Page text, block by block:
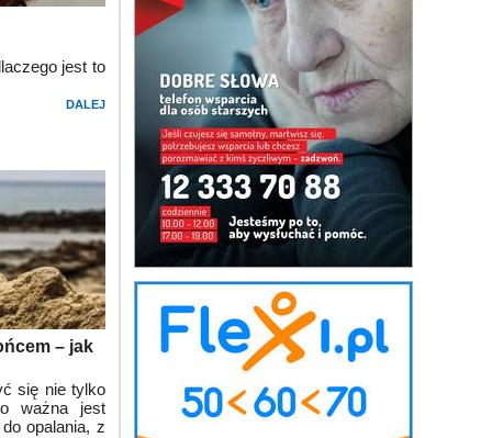
jest to
DALEJ
– jak
się nie tylko
ważna jest
opalania, z